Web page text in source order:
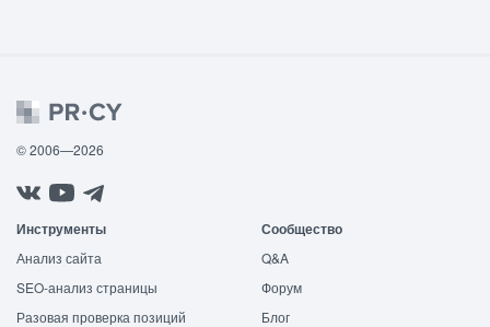
© 2006—2026
Инструменты
Анализ сайта
SEO-анализ страницы
Разовая проверка позиций
Сообщество
Q&A
Форум
Блог